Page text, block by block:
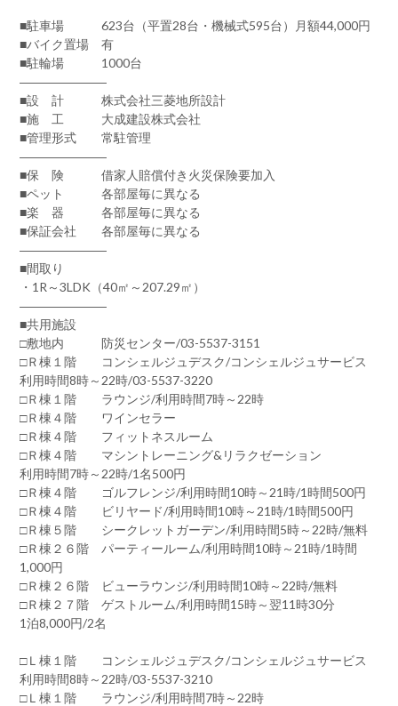
■駐車場 623台（平置28台・機械式595台）月額44,000円
■バイク置場 有
■駐輪場 1000台
―――――――
■設 計 株式会社三菱地所設計
■施 工 大成建設株式会社
■管理形式 常駐管理
―――――――
■保 険 借家人賠償付き火災保険要加入
■ペット 各部屋毎に異なる
■楽 器 各部屋毎に異なる
■保証会社 各部屋毎に異なる
―――――――
■間取り
・1R～3LDK（40㎡～207.29㎡）
―――――――
■共用施設
□敷地内 防災センター/03-5537-3151
□Ｒ棟１階 コンシェルジュデスク/コンシェルジュサービス
利用時間8時～22時/03-5537-3220
□Ｒ棟１階 ラウンジ/利用時間7時～22時
□Ｒ棟４階 ワインセラー
□Ｒ棟４階 フィットネスルーム
□Ｒ棟４階 マシントレーニング&リラクゼーション
利用時間7時～22時/1名500円
□Ｒ棟４階 ゴルフレンジ/利用時間10時～21時/1時間500円
□Ｒ棟４階 ビリヤード/利用時間10時～21時/1時間500円
□Ｒ棟５階 シークレットガーデン/利用時間5時～22時/無料
□Ｒ棟２６階 パーティールーム/利用時間10時～21時/1時間
1,000円
□Ｒ棟２６階 ビューラウンジ/利用時間10時～22時/無料
□Ｒ棟２７階 ゲストルーム/利用時間15時～翌11時30分
1泊8,000円/2名
□Ｌ棟１階 コンシェルジュデスク/コンシェルジュサービス
利用時間8時～22時/03-5537-3210
□Ｌ棟１階 ラウンジ/利用時間7時～22時